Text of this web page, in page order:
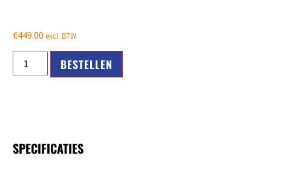
€449.00 excl. BTW
BESTELLEN
SPECIFICATIES